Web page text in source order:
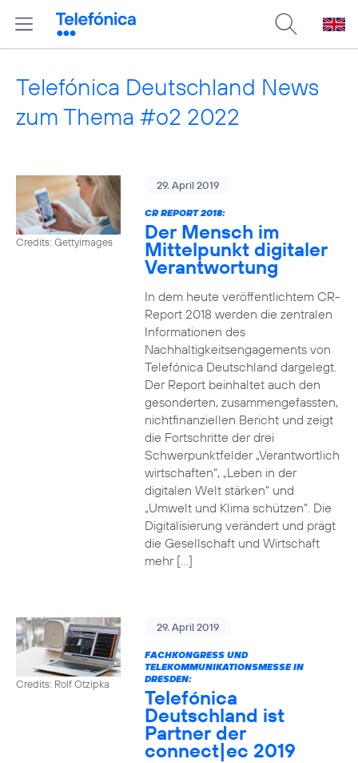
Telefónica Deutschland News
zum Thema #o2 2022
Credits: Gettyimages
29. April 2019
CR REPORT 2018:
Der Mensch im
Mittelpunkt digitaler
Verantwortung
In dem heute veröffentlichtem CR-
Report 2018 werden die zentralen
Informationen des
Nachhaltigkeitsengagements von
Telefónica Deutschland dargelegt.
Der Report beinhaltet auch den
gesonderten, zusammengefassten,
nichtfinanziellen Bericht und zeigt
die Fortschritte der drei
Schwerpunktfelder „Verantwortlich
wirtschaften“, „Leben in der
digitalen Welt stärken“ und
„Umwelt und Klima schützen“. Die
Digitalisierung verändert und prägt
die Gesellschaft und Wirtschaft
mehr […]
Credits: Rolf Otzipka
29. April 2019
FACHKONGRESS UND
TELEKOMMUNIKATIONSMESSE IN
DRESDEN:
Telefónica
Deutschland ist
Partner der
connect|ec 2019